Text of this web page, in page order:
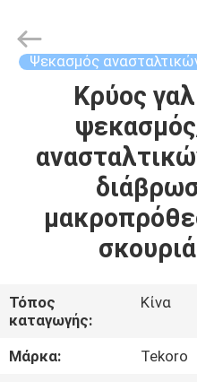
ΠΡΟΪΌΝΤΑ
ΣΧΕΤΙΚΆ
ΕΠΙΣΚΕΨΉ
ΕΡΓΟΣΤΑΣΊΟΥ
INDUSTRY
LTD..
Ψεκασμός
Κρύος
Τόπος
καταγωγής:
Κίνα
Μάρκα:
Tekoro